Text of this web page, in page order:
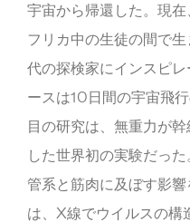
宇宙から帰還した。現
フリカ中の生徒の間で
代の探検家にインスピ
ースは10日間の宇宙飛
目の研究は、無重力が
した世界初の実験だっ
管系と筋肉に及ぼす影
は、X線でウイルスの構